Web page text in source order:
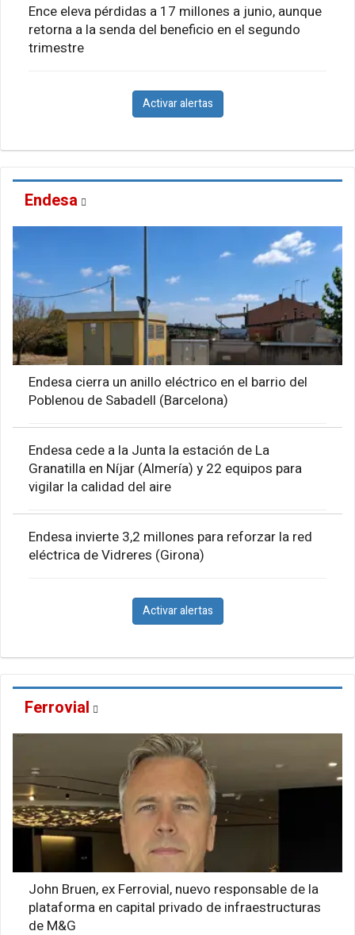
Ence eleva pérdidas a 17 millones a junio, aunque
retorna a la senda del beneficio en el segundo
trimestre
Activar alertas
Endesa
Endesa cierra un anillo eléctrico en el barrio del
Poblenou de Sabadell (Barcelona)
Endesa cede a la Junta la estación de La
Granatilla en Níjar (Almería) y 22 equipos para
vigilar la calidad del aire
Endesa invierte 3,2 millones para reforzar la red
eléctrica de Vidreres (Girona)
Activar alertas
Ferrovial
John Bruen, ex Ferrovial, nuevo responsable de la
plataforma en capital privado de infraestructuras
de M&G